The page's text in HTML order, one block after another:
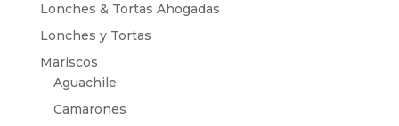
Lonches & Tortas Ahogadas
Lonches y Tortas
Mariscos
Aguachile
Camarones